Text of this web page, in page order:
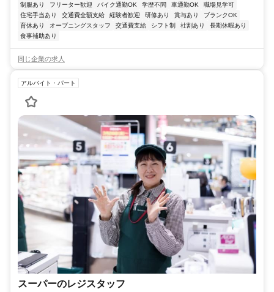
制服あり フリーター歓迎 バイク通勤OK 学歴不問 車通勤OK
職場見学可
住宅手当あり
交通費全額支給 経験者歓迎 研修あり 賞与あり
ブランクOK
育休あり
オープニングスタッフ 交通費支給 シフト制 社割あり
長期休暇あり
食事補助あり
同じ企業の求人
アルバイト・パート
スーパーのレジスタッフ